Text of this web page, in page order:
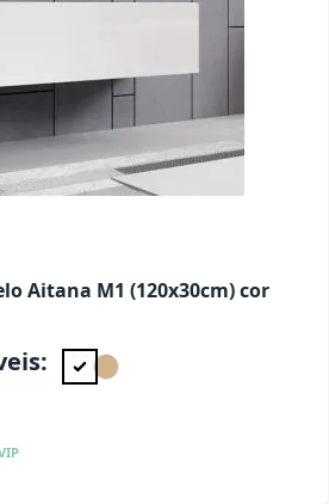
Aitana M1 (120x30cm) cor